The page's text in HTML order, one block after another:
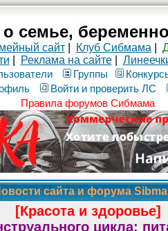
семье,
сайт| Клуб Сибмама
Реклама на сайте|
Группы
Войти и проверить ЛС
Правила форумов Сибмама
сайта и форума
[Красота и здоровье]
цикла: